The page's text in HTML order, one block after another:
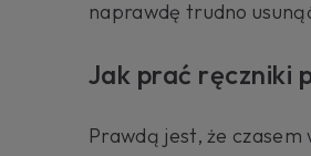
naprawdę trudno
Jak prać ręczniki
Prawdą jest, że